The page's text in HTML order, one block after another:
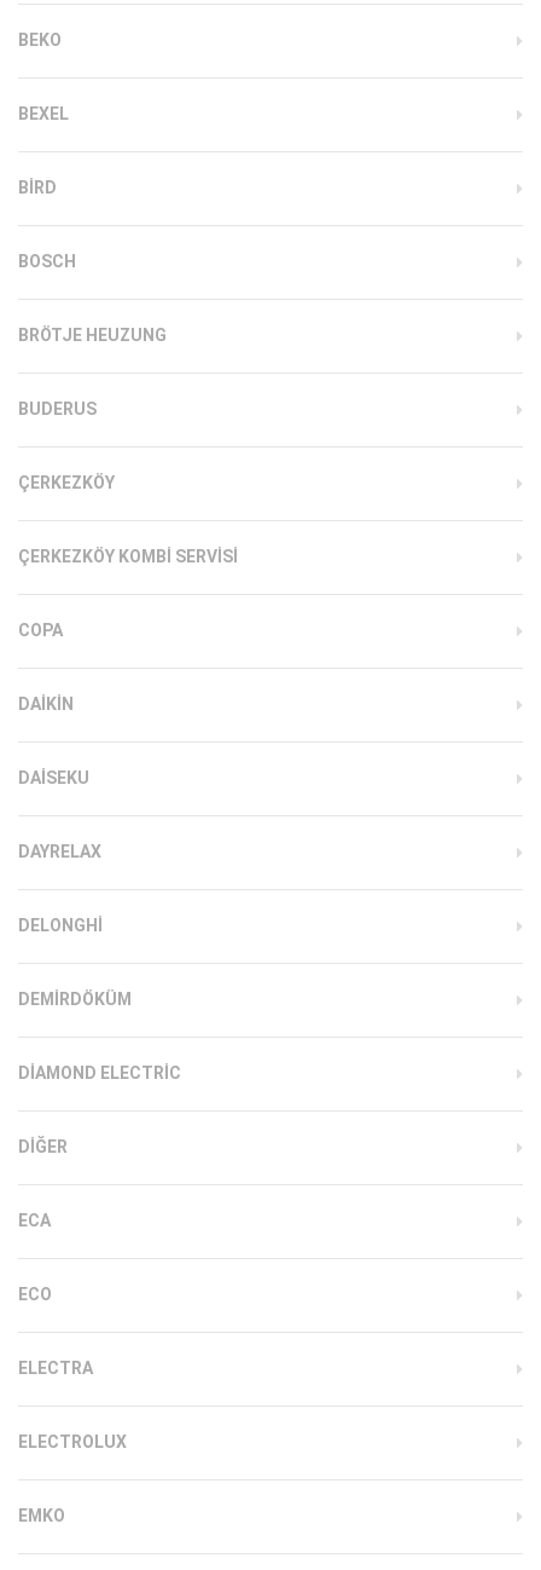
BEKO
BEXEL
BIRD
BOSCH
BRÖTJE HEUZUNG
BUDERUS
ÇERKEZKÖY
ÇERKEZKÖY KOMBI SERVISI
COPA
DAIKIN
DAISEKU
DAYRELAX
DELONGHI
DEMIRDÖKÜM
DIAMOND ELECTRIC
DIĞER
ECA
ECO
ELECTRA
ELECTROLUX
EMKO